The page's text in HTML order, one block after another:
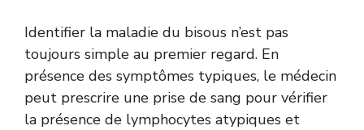
Identifier la maladie du bisous n’est pas
toujours simple au premier regard. En
présence des symptômes typiques, le médecin
peut prescrire une prise de sang pour vérifier
la présence de lymphocytes atypiques et